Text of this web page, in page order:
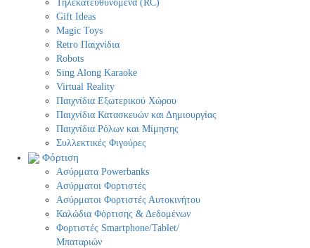
Τηλεκατευθυνόμενα (RC)
Gift Ideas
Magic Toys
Retro Παιχνίδια
Robots
Sing Along Karaoke
Virtual Reality
Παιχνίδια Εξωτερικού Χώρου
Παιχνίδια Κατασκευών και Δημιουργίας
Παιχνίδια Ρόλων και Μίμησης
Συλλεκτικές Φιγούρες
Φόρτιση
Ασύρματα Powerbanks
Aσύρματοι Φορτιστές
Ασύρματοι Φορτιστές Αυτοκινήτου
Καλώδια Φόρτισης & Δεδομένων
Φορτιστές Smartphone/Tablet/
Μπαταριών